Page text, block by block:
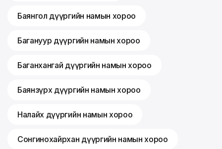
Баянгол дүүргийн намын хороо
Багануур дүүргийн намын хороо
Баганхангай дүүргийн намын хороо
Баянзүрх дүүргийн намын хороо
Налайх дүүргийн намын хороо
Сонгинохайрхан дүүргийн намын хороо